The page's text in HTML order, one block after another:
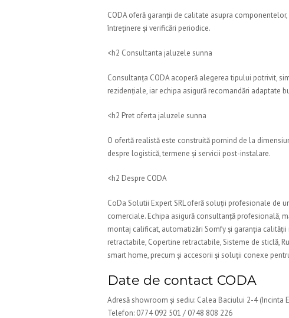
CODA oferă garanții de calitate asupra
întreținere și verificări periodice.
<h2 Consultanta jaluzele sunna
Consultanța CODA acoperă alegerea tipului potrivit,
rezidențiale, iar echipa asigură recomandări adaptate
<h2 Pret oferta jaluzele sunna
O ofertă realistă este construită pornind de la
despre logistică, termene și servicii post-instalare.
<h2 Despre CODA
CoDa Solutii Expert SRL oferă soluții profesionale de
comerciale. Echipa asigură consultanță profesională,
montaj calificat, automatizări Somfy și garanția
retractabile, Copertine retractabile, Sisteme de sticlă,
smart home, precum și accesorii și soluții conexe
Date de contact CODA
Adresă showroom și sediu: Calea Baciului 2-4 (Incinta
Telefon: 0774 092 501 / 0748 808 226